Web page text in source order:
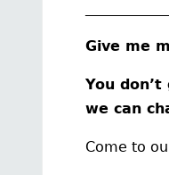
Give me
You
we can
Come to